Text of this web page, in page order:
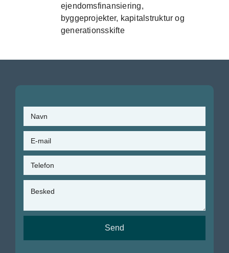
ejendomsfinansiering,
byggeprojekter, kapitalstruktur og
generationsskifte
Send